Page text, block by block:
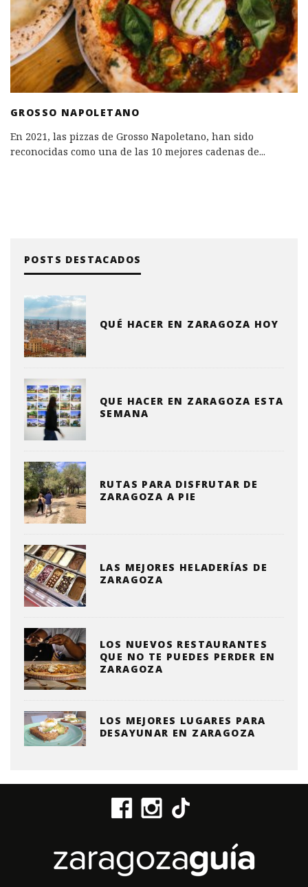
GROSSO NAPOLETANO
En 2021, las pizzas de Grosso Napoletano, han sido
reconocidas como una de las 10 mejores cadenas de...
POSTS DESTACADOS
QUÉ HACER EN ZARAGOZA HOY
QUE HACER EN ZARAGOZA ESTA
SEMANA
RUTAS PARA DISFRUTAR DE
ZARAGOZA A PIE
LAS MEJORES HELADERÍAS DE
ZARAGOZA
LOS NUEVOS RESTAURANTES
QUE NO TE PUEDES PERDER EN
ZARAGOZA
LOS MEJORES LUGARES PARA
DESAYUNAR EN ZARAGOZA